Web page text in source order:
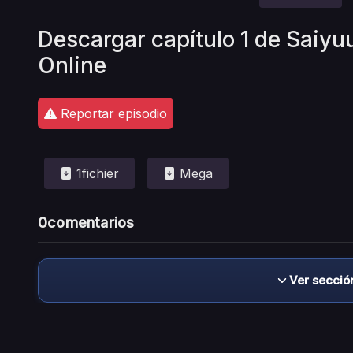
Descargar capítulo 1 de
Online
Reportar episodio
1fichier Mega
0comentarios
Ver